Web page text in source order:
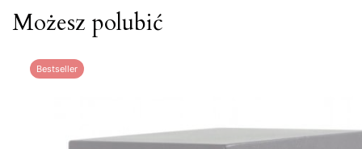
Możesz polubić
Bestseller